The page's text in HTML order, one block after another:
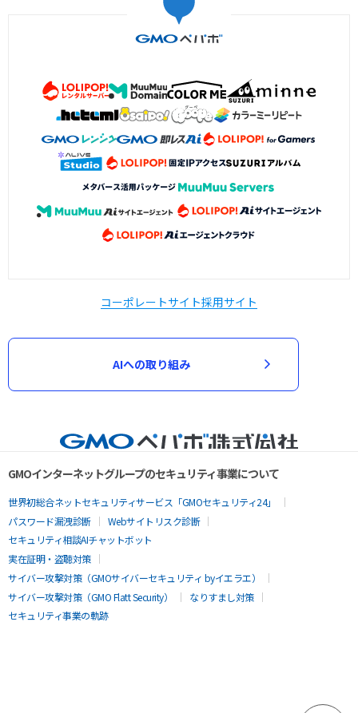
コーポレートサイト採用サイト
AIへの取り組み
GMOインターネットグループのセキュリティ事業について
世界初総合ネットセキュリティサービス「GMOセキュリティ24」
パスワード漏洩診断
Webサイトリスク診断
セキュリティ相談AIチャットボット
実在証明・盗聴対策
サイバー攻撃対策（GMOサイバーセキュリティ byイエラエ）
サイバー攻撃対策（GMO Flatt Security）
なりすまし対策
セキュリティ事業の軌跡